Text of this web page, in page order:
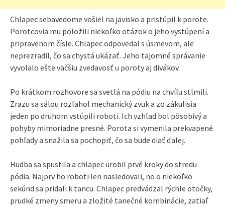
Chlapec sebavedome vošiel na javisko a pristúpil k porote.
Porotcovia mu položili niekoľko otázok o jeho vystúpení a
pripravenom čísle. Chlapec odpovedal s úsmevom, ale
neprezradil, čo sa chystá ukázať. Jeho tajomné správanie
vyvolalo ešte väčšiu zvedavosť u poroty aj divákov.
Po krátkom rozhovore sa svetlá na pódiu na chvíľu stlmili.
Zrazu sa sálou rozľahol mechanický zvuk a zo zákulisia
jeden po druhom vstúpili roboti. Ich vzhľad bol pôsobivý a
pohyby mimoriadne presné. Porota si vymenila prekvapené
pohľady a snažila sa pochopiť, čo sa bude diať ďalej.
Hudba sa spustila a chlapec urobil prvé kroky do stredu
pódia. Najprv ho roboti len nasledovali, no o niekoľko
sekúnd sa pridali k tancu. Chlapec predvádzal rýchle otočky,
prudké zmeny smeru a zložité tanečné kombinácie, zatiaľ